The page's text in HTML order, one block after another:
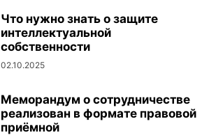
Что нужно знать о защите
интеллектуальной
собственности
02.10.2025
Меморандум о сотрудничестве
реализован в формате правовой
приёмной